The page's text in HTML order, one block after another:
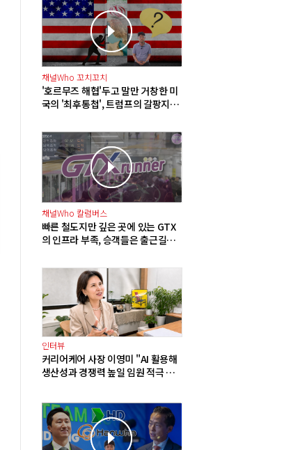
채널Who 꼬치꼬치
'호르무즈 해협'두고 말만 거창한 미
국의 '최후통첩', 트럼프의 갈팡지팡
채널Who 칼럼버스
빠른 철도지만 깊은 곳에 있는 GTX
의 인프라 부족, 승객들은 출근길부
인터뷰
커리어케어 사장 이영미 "AI 활용해
생산성과 경쟁력 높일 임원 적극 영